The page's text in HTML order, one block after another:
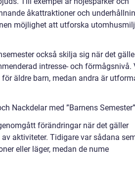
åkattraktioner och
möjlighet att utforska
också skilja sig när det
intresse- och förmågsnivå.
äldre barn, medan andra är
Nackdelar med ”Barnens Semester”
förändringar när det gäller
aktiviteter. Tidigare var sådana
eller läger, medan de nume